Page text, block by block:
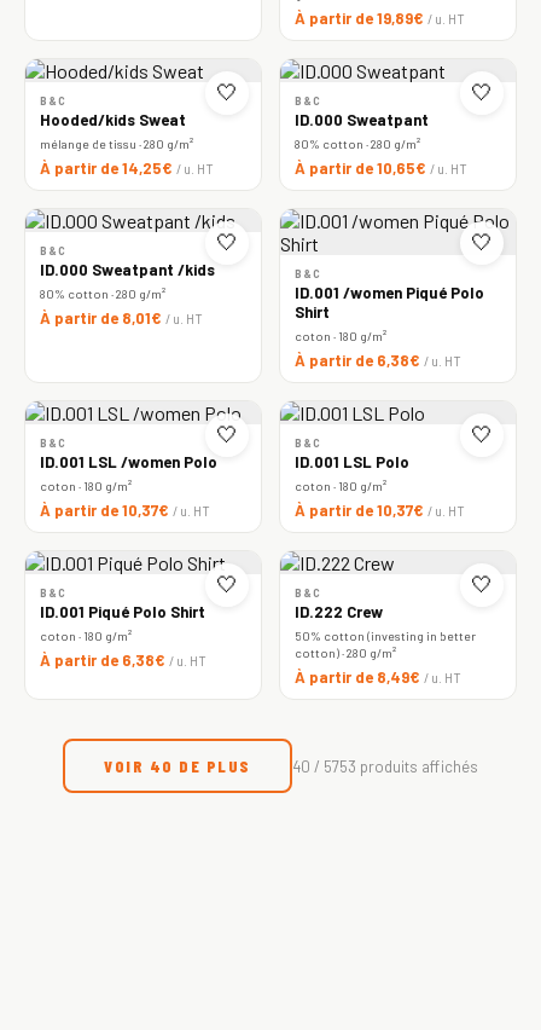
À partir de 19,89€ / u. HT
🤍
B&C
Hooded/kids Sweat
mélange de tissu · 280 g/m²
À partir de 14,25€ / u. HT
🤍
B&C
ID.000 Sweatpant
80% cotton · 280 g/m²
À partir de 10,65€ / u. HT
🤍
B&C
ID.000 Sweatpant /kids
80% cotton · 280 g/m²
À partir de 8,01€ / u. HT
🤍
B&C
ID.001 /women Piqué Polo
Shirt
coton · 180 g/m²
À partir de 6,38€ / u. HT
🤍
B&C
ID.001 LSL /women Polo
coton · 180 g/m²
À partir de 10,37€ / u. HT
🤍
B&C
ID.001 LSL Polo
coton · 180 g/m²
À partir de 10,37€ / u. HT
🤍
B&C
ID.001 Piqué Polo Shirt
coton · 180 g/m²
À partir de 6,38€ / u. HT
🤍
B&C
ID.222 Crew
50% cotton (investing in better
cotton) · 280 g/m²
À partir de 8,49€ / u. HT
VOIR 40 DE PLUS 40 / 5753 produits affichés